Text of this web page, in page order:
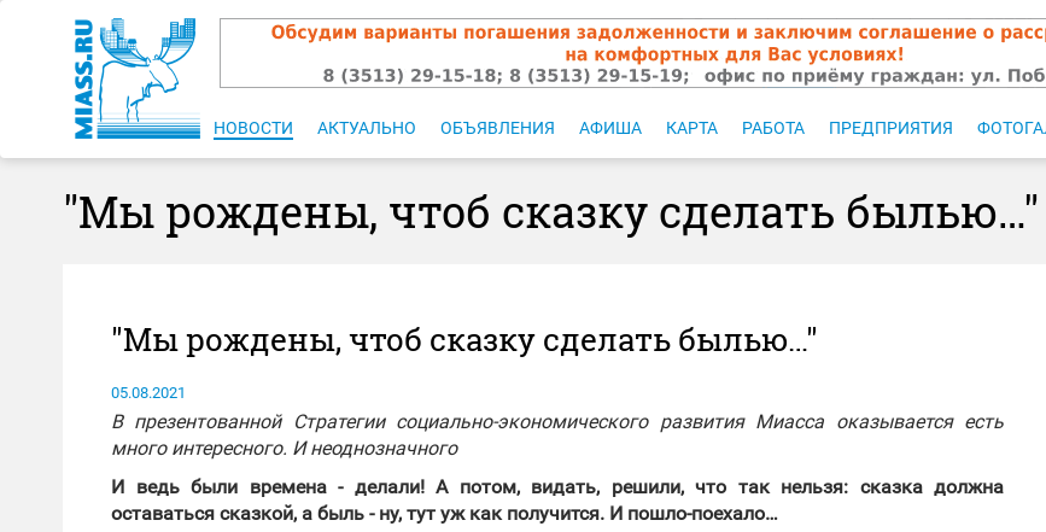
НОВОСТИ АКТУАЛЬНО ОБЪЯВЛЕНИЯ АФИША КАРТА РАБОТА ПРЕДПРИЯТИЯ
"Мы рождены, чтоб сказку сделать былью…"
"Мы рождены, чтоб сказку сделать былью…"
05.08.2021
В презентованной Стратегии социально-экономического развития Миасса оказывается есть
много интересного. И неоднозначного
И ведь были времена - делали! А потом, видать, решили, что так нельзя: сказка должна
оставаться сказкой, а быль - ну, тут уж как получится. И пошло-поехало…